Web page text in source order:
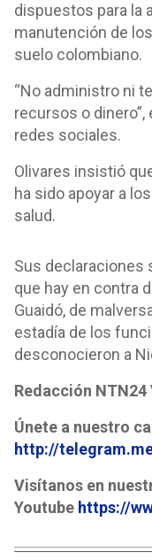
dispuestos para la
manutención de
suelo colombiano.
“No administro ni
recursos o
redes sociales.
Olivares insistió
ha sido apoyar a
salud.
Sus declaraciones
que hay en contra
Guaidó, de
estadía de los
desconocieron a
Redacción NTN24
Únete a nuestro
http://
Visítanos en
Youtube https://